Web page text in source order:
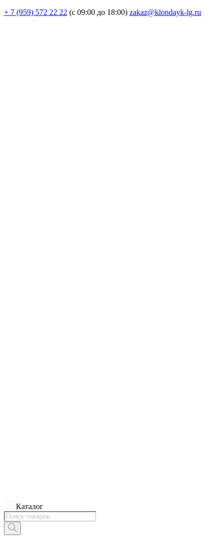
+ 7 (959) 572 22 22 (с 09:00 до 18:00) zakaz@klondayk-lg.ru
Каталог
Поиск
товаров